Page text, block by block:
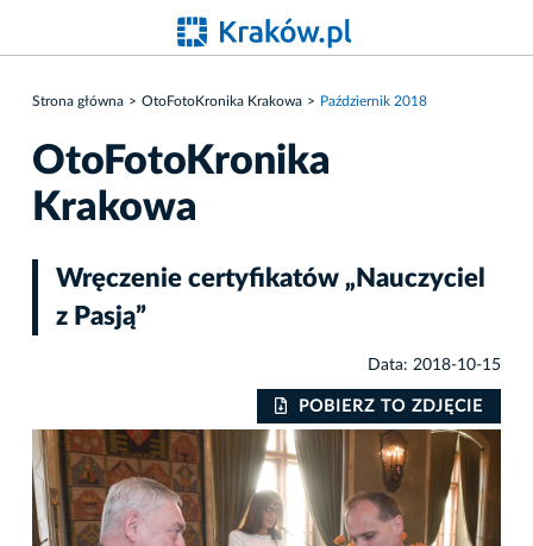
Strona główna OtoFotoKronika Krakowa Październik 2018
OtoFotoKronika
Krakowa
Wręczenie certyfikatów „Nauczyciel
z Pasją”
Data: 2018-10-15
POBIERZ TO ZDJĘCIE